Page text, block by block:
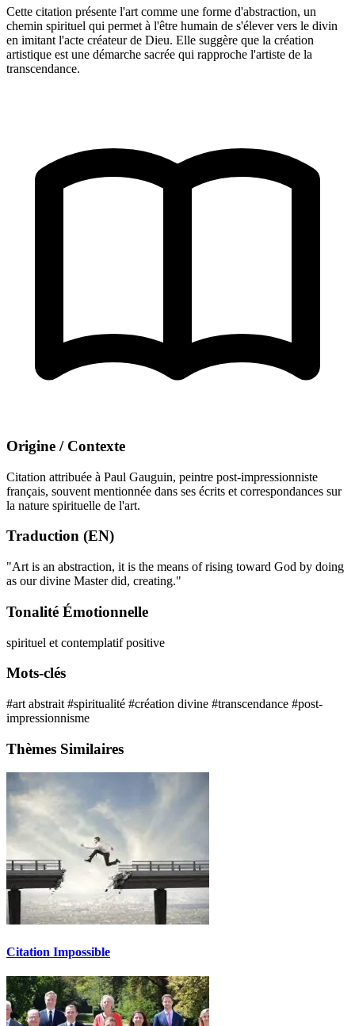
Cette citation présente l'art comme une forme d'abstraction, un
chemin spirituel qui permet à l'être humain de s'élever vers le divin
en imitant l'acte créateur de Dieu. Elle suggère que la création
artistique est une démarche sacrée qui rapproche l'artiste de la
transcendance.
Origine / Contexte
Citation attribuée à Paul Gauguin, peintre post-impressionniste
français, souvent mentionnée dans ses écrits et correspondances sur
la nature spirituelle de l'art.
Traduction (EN)
"Art is an abstraction, it is the means of rising toward God by doing
as our divine Master did, creating."
Tonalité Émotionnelle
spirituel et contemplatifpositive
Mots-clés
#art abstrait #spiritualité #création divine #transcendance #post-
impressionnisme
Thèmes Similaires
Citation Impossible